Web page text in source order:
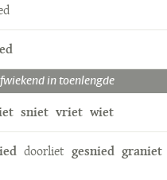
in toenlengde
sniet vriet wiet
doorliet gesnied graniet